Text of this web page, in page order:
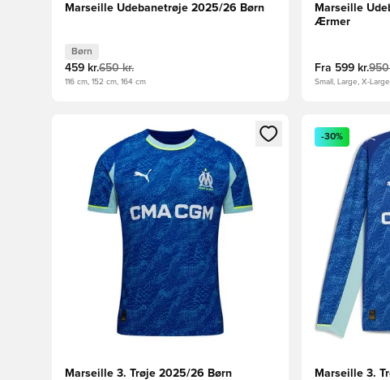
Marseille Udebanetrøje 2025/26 Børn
Børn
459 kr.650 kr.
116 cm, 152 cm, 164 cm
Marseille
Ærmer
Fra 599 kr.950
Small, Large, X-
Åbner en Modal til at logge ind eller tilmelde dig som
Marseille 3. Trøje 2025/26 Børn
Åbner en
-30%
Marseille 3.